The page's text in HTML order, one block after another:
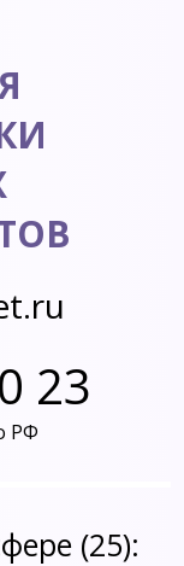
23
РФ
(25):